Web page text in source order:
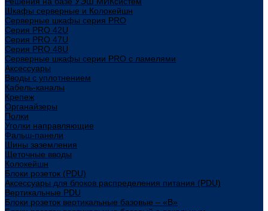
Шкафы серверные и Колокейшн
Серверные шкафы серия PRO
Серия PRO 42U
Серия PRO 47U
Серия PRO 48U
Серверные шкафы серии PRO с ламелями
Аксессуары
Вводы с уплотнением
Кабель-каналы
Крепеж
Органайзеры
Полки
Уголки направляющие
Фальш-панели
Шины заземления
Щеточные вводы
Колокейшн
Блоки розеток (PDU)
Аксессуары для блоков распределения питания (PDU)
Вертикальные PDU
Блоки розеток вертикальные базовые – «В»